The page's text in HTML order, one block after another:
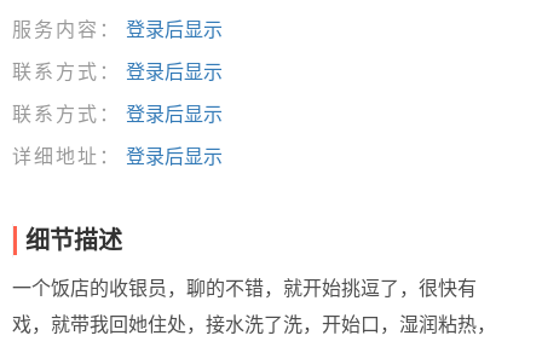
服务内容：
登录后显示
联系方式：
登录后显示
联系方式：
登录后显示
详细地址：
登录后显示
细节描述
一个饭店的收银员，聊的不错，就开始挑逗了，很快有
戏，就带我回她住处，接水洗了洗，开始口，湿润粘热，